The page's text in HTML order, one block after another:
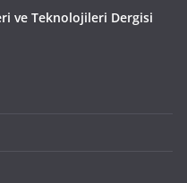
ve Teknolojileri Dergisi